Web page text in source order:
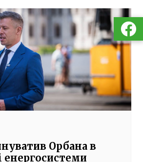
Орбана в
енергосистеми